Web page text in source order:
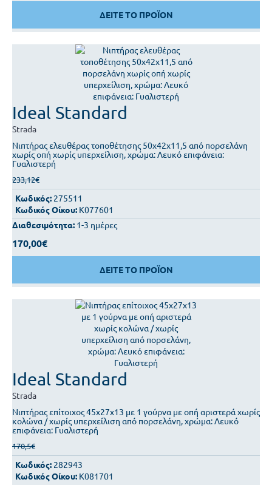
ΔΕΙΤΕ ΤΟ ΠΡΟΪΟΝ
Ideal Standard
Strada
Νιπτήρας ελευθέρας τοποθέτησης 50x42x11,5 από πορσελάνη
χωρίς οπή χωρίς υπερχείλιση, χρώμα: Λευκό επιφάνεια:
Γυαλιστερή
233,12€
Κωδικός: 275511
Κωδικός Οίκου: K077601
Διαθεσιμότητα: 1-3 ημέρες
170,00€
ΔΕΙΤΕ ΤΟ ΠΡΟΪΟΝ
Ideal Standard
Strada
Νιπτήρας επίτοιχος 45x27x13 με 1 γούρνα με οπή αριστερά χωρίς
κολώνα / χωρίς υπερχείλιση από πορσελάνη, χρώμα: Λευκό
επιφάνεια: Γυαλιστερή
170,5€
Κωδικός: 282943
Κωδικός Οίκου: K081701